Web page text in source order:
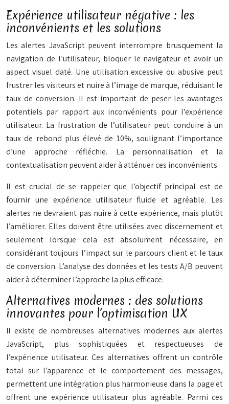
Expérience utilisateur négative : les
inconvénients et les solutions
Les alertes JavaScript peuvent interrompre brusquement la
navigation de l’utilisateur, bloquer le navigateur et avoir un
aspect visuel daté. Une utilisation excessive ou abusive peut
frustrer les visiteurs et nuire à l’image de marque, réduisant le
taux de conversion. Il est important de peser les avantages
potentiels par rapport aux inconvénients pour l’expérience
utilisateur. La frustration de l’utilisateur peut conduire à un
taux de rebond plus élevé de 10%, soulignant l’importance
d’une approche réfléchie. La personnalisation et la
contextualisation peuvent aider à atténuer ces inconvénients.
Il est crucial de se rappeler que l’objectif principal est de
fournir une expérience utilisateur fluide et agréable. Les
alertes ne devraient pas nuire à cette expérience, mais plutôt
l’améliorer. Elles doivent être utilisées avec discernement et
seulement lorsque cela est absolument nécessaire, en
considérant toujours l’impact sur le parcours client et le taux
de conversion. L’analyse des données et les tests A/B peuvent
aider à déterminer l’approche la plus efficace.
Alternatives modernes : des solutions
innovantes pour l’optimisation UX
Il existe de nombreuses alternatives modernes aux alertes
JavaScript, plus sophistiquées et respectueuses de
l’expérience utilisateur. Ces alternatives offrent un contrôle
total sur l’apparence et le comportement des messages,
permettent une intégration plus harmonieuse dans la page et
offrent une expérience utilisateur plus agréable. Parmi ces